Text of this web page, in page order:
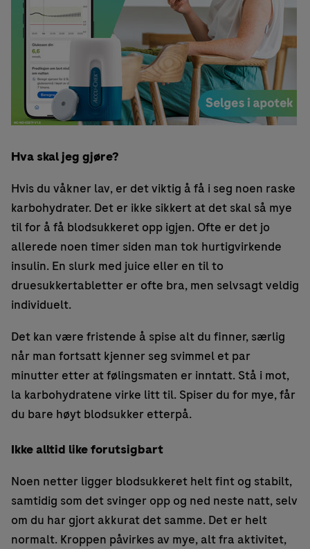
Hva skal jeg gjøre?
Hvis du våkner lav, er det viktig å få i seg noen raske
karbohydrater. Det er ikke sikkert at det skal så mye
til for å få blodsukkeret opp igjen. Ofte er det jo
allerede noen timer siden man tok hurtigvirkende
insulin. En slurk med juice eller en til to
druesukkertabletter er ofte bra, men selvsagt veldig
individuelt.
Det kan være fristende å spise alt du finner, særlig
når man fortsatt kjenner seg svimmel et par
minutter etter at følingsmaten er inntatt. Stå i mot,
la karbohydratene virke litt til. Spiser du for mye, får
du bare høyt blodsukker etterpå.
Ikke alltid like forutsigbart
Noen netter ligger blodsukkeret helt fint og stabilt,
samtidig som det svinger opp og ned neste natt, selv
om du har gjort akkurat det samme. Det er helt
normalt. Kroppen påvirkes av mye, alt fra aktivitet,